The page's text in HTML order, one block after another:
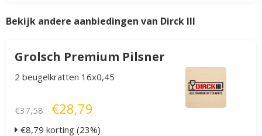
Bekijk andere aanbiedingen van Dirck III
Grolsch Premium Pilsner
2 beugelkratten 16x0,45
€37,58 €28,79
€8,79 korting (23%)